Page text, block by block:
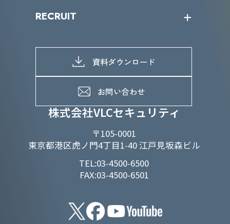
株式会社VLCセキュリティ
〒105-0001
東京都港区虎ノ門4丁目1-40 江戸見坂森ビル
TEL:03-4500-6500
FAX:03-4500-6501
IRライブラリー
よくあるご質問
当グループのマテリアリティ
SDGs推進体制
D&Iの取り組み
RECRUIT
募集職種一覧
メッセージ
メンバーインタビュー
資料ダウンロード
お問い合わせ